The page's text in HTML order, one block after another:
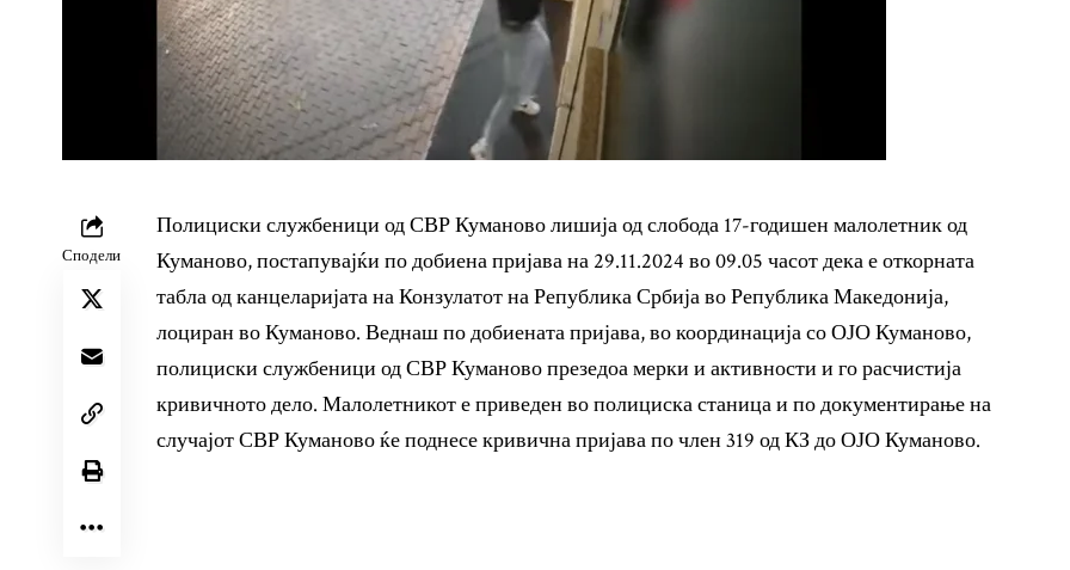
Сподели
Полициски службеници од СВР Куманово лишија од слобода 17-годишен малолетник од
Куманово, постапувајќи по добиена пријава на 29.11.2024 во 09.05 часот дека е откорната
табла од канцеларијата на Конзулатот на Република Србија во Република Македонија,
лоциран во Куманово. Веднаш по добиената пријава, во координација со ОЈО Куманово,
полициски службеници од СВР Куманово презедоа мерки и активности и го расчистија
кривичното дело. Малолетникот е приведен во полициска станица и по документирање на
случајот СВР Куманово ќе поднесе кривична пријава по член 319 од КЗ до ОЈО Куманово.